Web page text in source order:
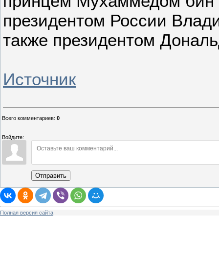
президентом России
также президентом
Источник
Всего комментариев: 0
Войдите:
Отправить
Полная версия сайта